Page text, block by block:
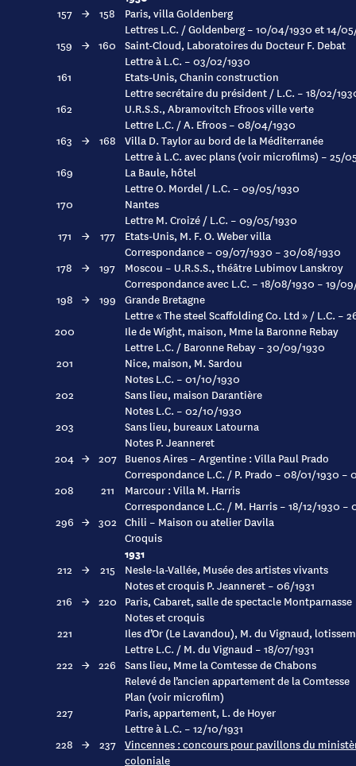
157 → 158
Paris, villa Goldenberg
Lettres L.C. / Goldenberg – 10/04/1930 et 14/
159
→ 160 Saint-Cloud, Laboratoires du Docteur F. Debat
Lettre à L.C. – 03/02/1930
161
Etats-Unis, Chanin construction
Lettre secrétaire du président / L.C. – 18/02/
162
U.R.S.S., Abramovitch Efroos ville verte
Lettre L.C. / A. Efroos – 08/04/1930
163
→ 168 Villa D. Taylor au bord de la Méditerranée
Lettre à L.C. avec plans (voir microfilms) – 25/
169
La Baule, hôtel
Lettre O. Mordel / L.C. – 09/05/1930
170
Nantes
Lettre M. Croizé / L.C. – 09/05/1930
171
→ 177
Etats-Unis, M. F. O. Weber villa
Correspondance – 09/07/1930 – 30/08/1930
178
→ 197
Moscou – U.R.S.S., théâtre Lubimov Lanskroy
Correspondance avec L.C. – 18/08/1930 – 19/
198 → 199 Grande Bretagne
Lettre « The steel Scaffolding Co. Ltd » / L.C. –
200
Ile de Wight, maison, Mme la Baronne Rebay
Lettre L.C. / Baronne Rebay – 30/09/1930
201
Nice, maison, M. Sardou
Notes L.C. – 01/10/1930
202
Sans lieu, maison Darantière
Notes L.C. – 02/10/1930
203
Sans lieu, bureaux Latourna
Notes P. Jeanneret
204 → 207 Buenos Aires – Argentine : Villa Paul Prado
Correspondance L.C. / P. Prado – 08/01/1930 –
208
211
Marcour : Villa M. Harris
Correspondance L.C. / M. Harris – 18/12/1930 –
296 → 302 Chili – Maison ou atelier Davila
Croquis
1931
212 → 215
Nesle-la-Vallée, Musée des artistes vivants
Notes et croquis P. Jeanneret – 06/1931
216
→ 220 Paris, Cabaret, salle de spectacle Montparnasse
Notes et croquis
221
Iles d’Or (Le Lavandou), M. du Vignaud,
Lettre L.C. / M. du Vignaud – 18/07/1931
222 → 226 Sans lieu, Mme la Comtesse de Chabons
Relevé de l’ancien appartement de la Comtesse
Plan (voir microfilm)
227
Paris, appartement, L. de Hoyer
Lettre à L.C. – 12/10/1931
228 → 237 Vincennes : concours pour pavillons du
coloniale